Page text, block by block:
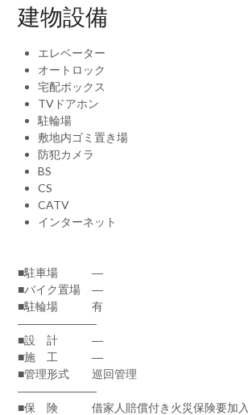
建物設備
エレベーター
オートロック
宅配ボックス
TVドアホン
駐輪場
敷地内ゴミ置き場
防犯カメラ
BS
CS
CATV
インターネット
■駐車場 ―
■バイク置場 ―
■駐輪場 有
―――――――
■設 計 ―
■施 工 ―
■管理形式 巡回管理
―――――――
■保 険 借家人賠償付き火災保険要加入